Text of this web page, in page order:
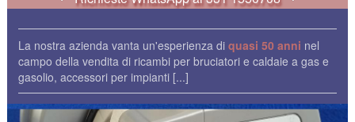
La nostra azienda vanta un'esperienza di quasi 50 anni nel
campo della vendita di ricambi per bruciatori e caldaie a gas e
gasolio, accessori per impianti [...]